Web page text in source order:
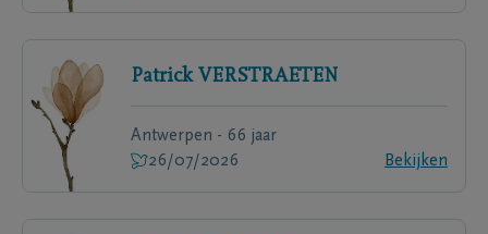
Patrick VERSTRAETEN
Antwerpen - 66 jaar
26/07/2026
Bekijken